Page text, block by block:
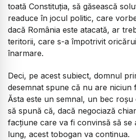
toată Constituția, să găsească
readuce în jocul politic, care
dacă România este atacată, ar
teritorii, care s-a împotrivit
înarmare.
Deci, pe acest subiect, domnul
desemnat spune că nu are niciun
Ăsta este un semnal, un bec roșu
să spună că, dacă negociază
facțiune care va fi convinsă să se
lung, acest tobogan va continua.